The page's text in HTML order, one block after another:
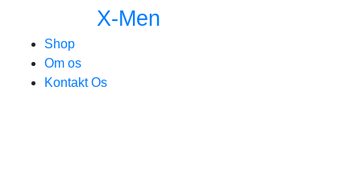
X-Men
Shop
Om os
Kontakt Os